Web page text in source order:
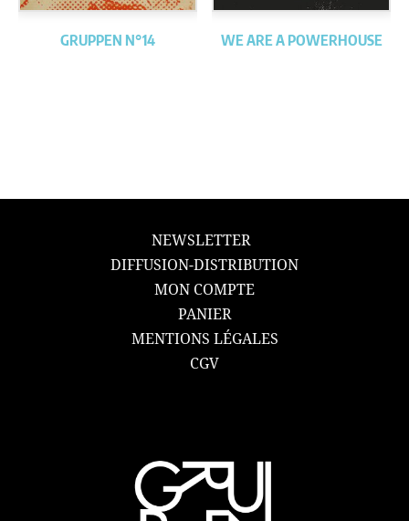
GRUPPEN N°14 WE ARE A POWERHOUSE
NEWSLETTER
DIFFUSION-DISTRIBUTION
MON COMPTE
PANIER
MENTIONS LÉGALES
CGV